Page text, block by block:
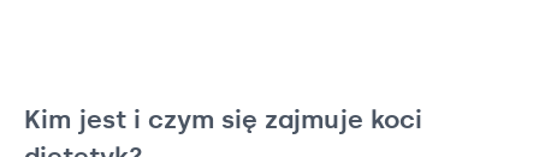
Kim jest i czym się zajmuje koci